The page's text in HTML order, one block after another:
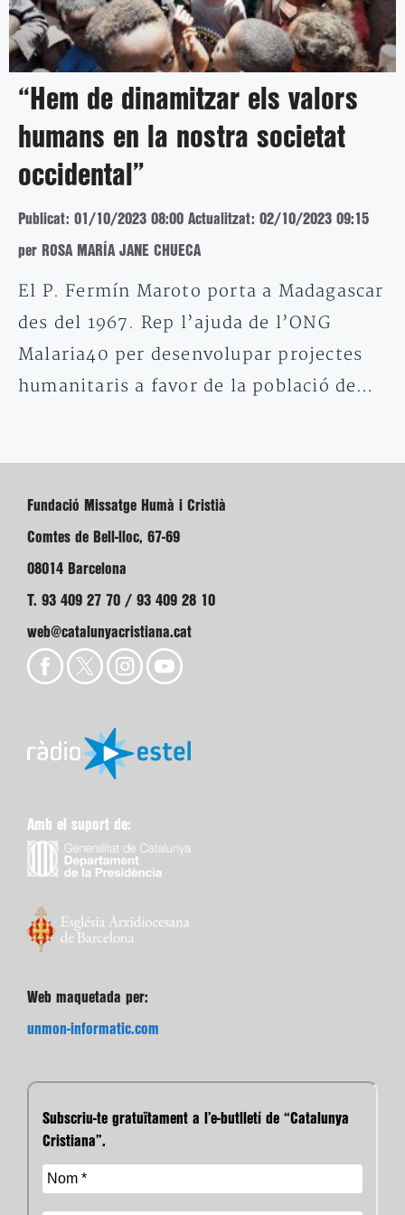
“Hem de dinamitzar els valors
humans en la nostra societat
occidental”
Publicat: 01/10/2023 08:00 Actualitzat: 02/10/2023 09:15
per ROSA MARÍA JANE CHUECA
El P. Fermín Maroto porta a Madagascar
des del 1967. Rep l’ajuda de l’ONG
Malaria40 per desenvolupar projectes
humanitaris a favor de la població de…
Fundació Missatge Humà i Cristià
Comtes de Bell-lloc, 67-69
08014 Barcelona
T. 93 409 27 70 / 93 409 28 10
web@catalunyacristiana.cat
Amb el suport de:
Web maquetada per:
unmon-informatic.com
Subscriu-te gratuïtament a l’e-butlletí de “Catalunya
Cristiana”.